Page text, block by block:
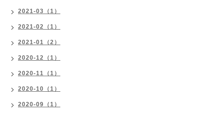
2021-03（1）
2021-02（1）
2021-01（2）
2020-12（1）
2020-11（1）
2020-10（1）
2020-09（1）